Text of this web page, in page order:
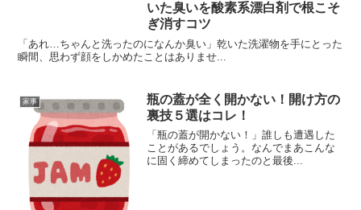
いた臭いを酸素系漂白剤で根こそ
ぎ消すコツ
「あれ…ちゃんと洗ったのになんか臭い」乾いた洗濯物を手にとった
瞬間、思わず顔をしかめたことはありませ...
家事
瓶の蓋が全く開かない！開け方の
裏技５選はコレ！
「瓶の蓋が開かない！」誰しも遭遇した
ことがあるでしょう。なんでまあこんな
に固く締めてしまったのと最後...